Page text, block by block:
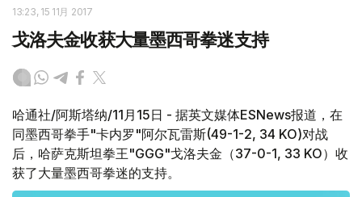
13:23, 15 11月 2017
戈洛夫金收获大量墨西哥拳迷支持
哈通社/阿斯塔纳/11月15日 - 据英文媒体ESNews报道，在
同墨西哥拳手"卡内罗"阿尔瓦雷斯(49-1-2, 34 KO)对战
后，哈萨克斯坦拳王"GGG"戈洛夫金（37-0-1, 33 KO）收
获了大量墨西哥拳迷的支持。